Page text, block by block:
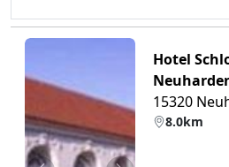
Hotel
15320
8.0km